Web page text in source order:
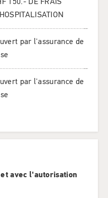
par l'assurance de
par l'assurance de
avec l'autorisation